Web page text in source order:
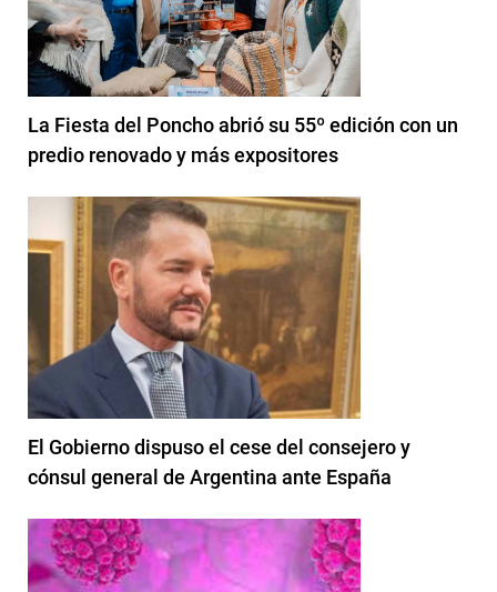
La Fiesta del Poncho abrió su 55º edición con un
predio renovado y más expositores
El Gobierno dispuso el cese del consejero y
cónsul general de Argentina ante España